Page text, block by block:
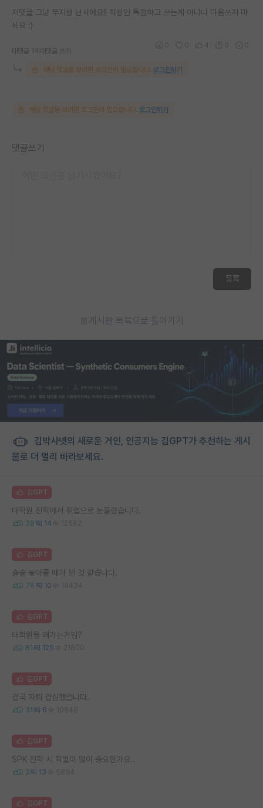
저댓글 그냥 무지성 난사에요!! 작성인 특정하고 쓰는게 아니니 마음쓰지 마
세요 :)
대댓글 1개 대댓글 쓰기
해당 댓글을 보려면 로그인이 필요합니다. 로그인하기
해당 댓글을 보려면 로그인이 필요합니다. 로그인하기
댓글쓰기
등록
게시판 목록으로 돌아가기
김박사넷의 새로운 거인, 인공지능 김GPT가 추천하는 게시
물로 더 멀리 바라보세요.
김GPT
대학원 진학에서 취업으로 눈돌렸습니다.
38 14 12562
김GPT
슬슬 놓아줄 때가 된 것 같습니다.
76 10 18434
김GPT
대학원을 왜가는거임?
81 125 21800
김GPT
결국 자퇴 결심했습니다.
31 6 10949
김GPT
SPK 진학 시 학벌이 많이 중요한가요..
2 13 5894
김GPT